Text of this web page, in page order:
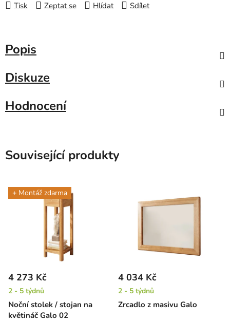
Tisk Zeptat se Hlídat Sdílet
Popis
Diskuze
Hodnocení
Související produkty
+ Montáž zdarma
Noční stolek / stojan na
květináč Galo 02
4 273 Kč
2 - 5 týdnů
Zrcadlo z masivu Galo
4 034 Kč
2 - 5 týdnů